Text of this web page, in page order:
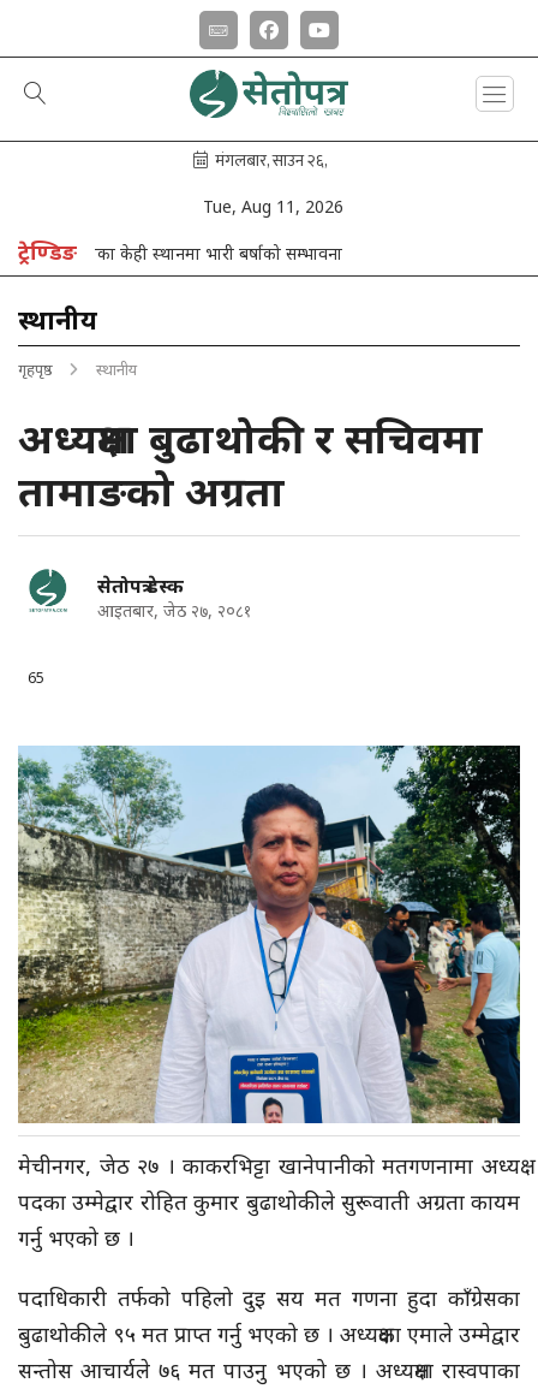
Tue, Aug 11, 2026
ट्रेण्डिङ
कोशी प्रदेशका केही स्थानमा भारी बर्षाको सम्भावना
स्थानीय
गृहपृष्ठ स्थानीय
अध्यक्षमा बुढाथोकी र सचिवमा
तामाङको अग्रता
सेतोपत्र डेस्क
आइतबार, जेठ २७, २०८१
65
मेचीनगर, जेठ २७ । काकरभिट्टा खानेपानीको मतगणनामा अध्यक्ष
पदका उम्मेद्वार रोहित कुमार बुढाथोकीले सुरूवाती अग्रता कायम
गर्नु भएको छ ।
पदाधिकारी तर्फको पहिलो दुइ सय मत गणना हुदा काँग्रेसका
बुढाथोकीले ९५ मत प्राप्त गर्नु भएको छ । अध्यक्षका एमाले उम्मेद्वार
सन्तोस आचार्यले ७६ मत पाउनु भएको छ । अध्यक्षमा रास्वपाका